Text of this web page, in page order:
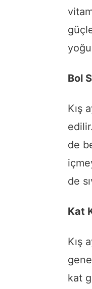
Bol
Kış
de
de
Kat
Kış
kat